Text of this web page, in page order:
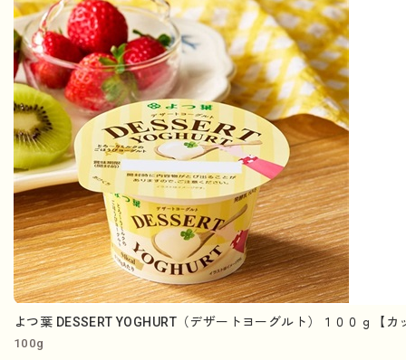
よつ葉 DESSERT YOGHURT（デザートヨーグルト）１００ｇ【
100g